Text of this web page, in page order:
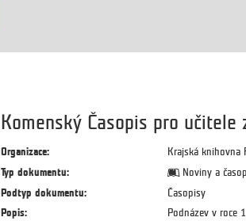
Komenský Časopis pro
Organizace:
Krajská knihovna
Typ dokumentu:
Noviny a
Podtyp dokumentu:
Časopisy
Popis:
Podnázev v roce